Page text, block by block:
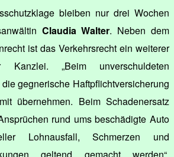
bleiben nur drei Wochen
Claudia Walter. Neben dem
ist das Verkehrsrecht ein weiterer
Kanzlei. „Beim unverschuldeten
gegnerische Haftpflichtversicherung
übernehmen. Beim Schadenersatz
rund ums beschädigte Auto
Lohnausfall, Schmerzen und